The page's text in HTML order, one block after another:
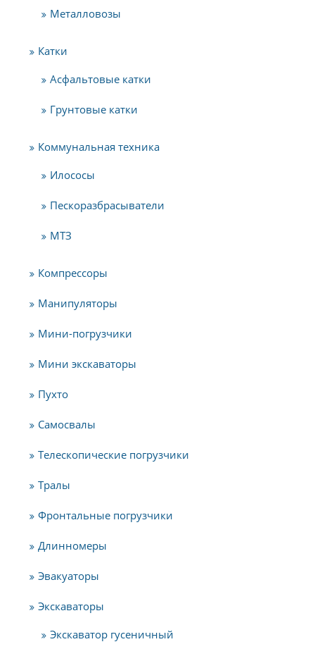
Металловозы
Катки
Асфальтовые катки
Грунтовые катки
Коммунальная техника
Илососы
Пескоразбрасыватели
МТЗ
Компрессоры
Манипуляторы
Мини-погрузчики
Мини экскаваторы
Пухто
Самосвалы
Телескопические погрузчики
Тралы
Фронтальные погрузчики
Длинномеры
Эвакуаторы
Экскаваторы
Экскаватор гусеничный